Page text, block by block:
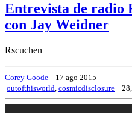
Entrevista de radio
con Jay Weidner
Rscuchen
Corey Goode
17 ago 2015
outofthisworld, cosmicdisclosure